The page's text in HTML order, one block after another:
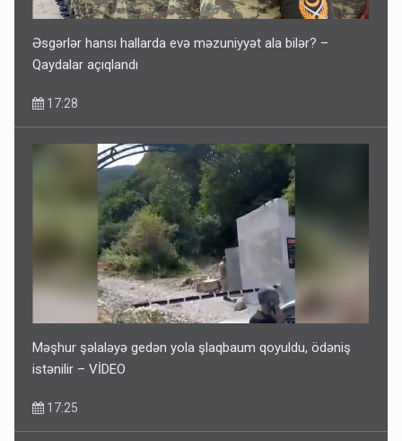
Əsgərlər hansı hallarda evə məzuniyyət ala bilər? –
Qaydalar açıqlandı
17:28
Məşhur şəlaləyə gedən yola şlaqbaum qoyuldu, ödəniş
istənilir – VİDEO
17:25